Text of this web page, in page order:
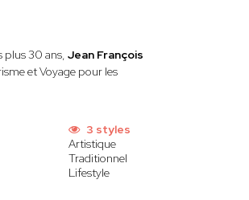
plus 30 ans, Jean François
et Voyage pour les
3 styles
Artistique
Traditionnel
Lifestyle